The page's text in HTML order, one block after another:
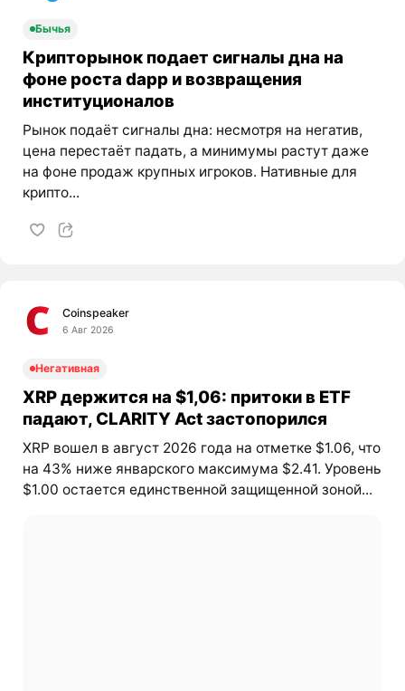
Бычья
Крипторынок подает сигналы дна на
фоне роста dapp и возвращения
институционалов
Рынок подаёт сигналы дна: несмотря на негатив,
цена перестаёт падать, а минимумы растут даже
на фоне продаж крупных игроков. Нативные для
крипто...
Coinspeaker
6 Авг 2026
Негативная
XRP держится на $1,06: притоки в ETF
падают, CLARITY Act застопорился
XRP вошел в август 2026 года на отметке $1.06, что
на 43% ниже январского максимума $2.41. Уровень
$1.00 остается единственной защищенной зоной...